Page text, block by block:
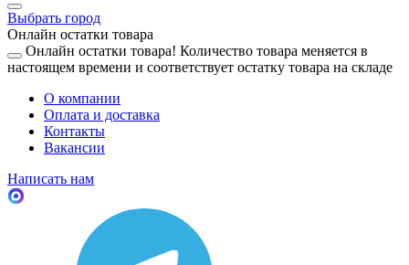
Выбрать город
Онлайн остатки товара
Онлайн остатки товара! Количество товара меняется в
настоящем времени и соответствует остатку товара на складе
О компании
Оплата и доставка
Контакты
Вакансии
Написать нам